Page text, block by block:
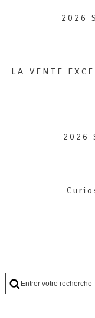
2026
LA VENTE
2026